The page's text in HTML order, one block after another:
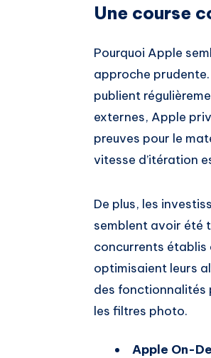
Une course
Pourquoi Apple
approche
publient
externes, Apple
preuves pour le
vitesse d’itération
De plus, les
semblent avoir été
concurrents établis
optimisaient leurs
des fonctionnalités
les filtres photo.
Apple On-